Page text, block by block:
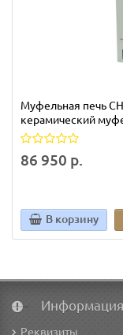
Муфельная печь
керамический
86 950 р.
В корзину
Информация
Реквизиты